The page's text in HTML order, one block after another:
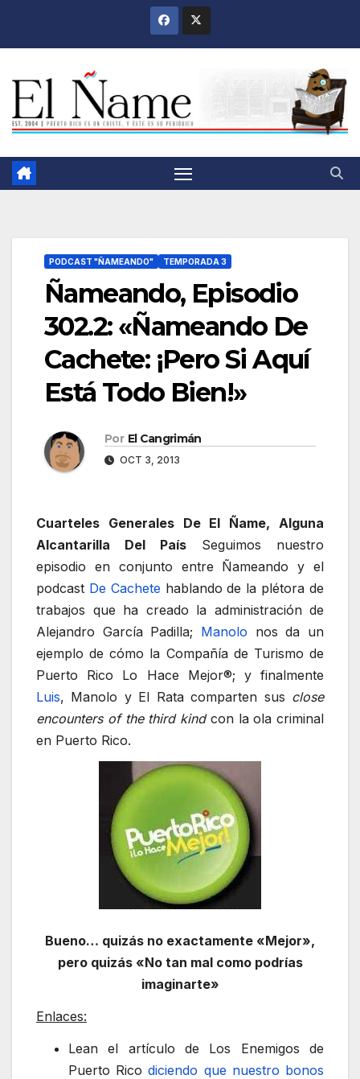
PODCAST "ÑAMEANDO" TEMPORADA 3
Ñameando, Episodio
302.2: «Ñameando De
Cachete: ¡Pero Si Aquí
Está Todo Bien!»
Por El Cangrimán
OCT 3, 2013
Cuarteles Generales De El Ñame, Alguna
Alcantarilla Del País Seguimos nuestro
episodio en conjunto entre Ñameando y el
podcast De Cachete hablando de la plétora de
trabajos que ha creado la administración de
Alejandro García Padilla; Manolo nos da un
ejemplo de cómo la Compañía de Turismo de
Puerto Rico Lo Hace Mejor®; y finalmente
Luis, Manolo y El Rata comparten sus close
encounters of the third kindcon la ola criminal
en Puerto Rico.
Bueno… quizás no exactamente «Mejor»,
pero quizás «No tan mal como podrías
imaginarte»
Enlaces:
Lean el artículo de Los Enemigos de
Puerto Ricodiciendo que nuestro bonos